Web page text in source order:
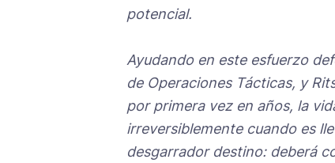
potencial.
Ayudando en este esfuerzo
de Operaciones Tácticas, y
por primera vez en años, la
irreversiblemente cuando es
desgarrador destino: deberá